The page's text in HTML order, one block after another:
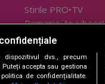
Stirile PRO•TV
Romania, te iubesc!
TEHNOLOGIE
I Like IT
dvs., precum
accepta sau gestiona
de confidențialitate.